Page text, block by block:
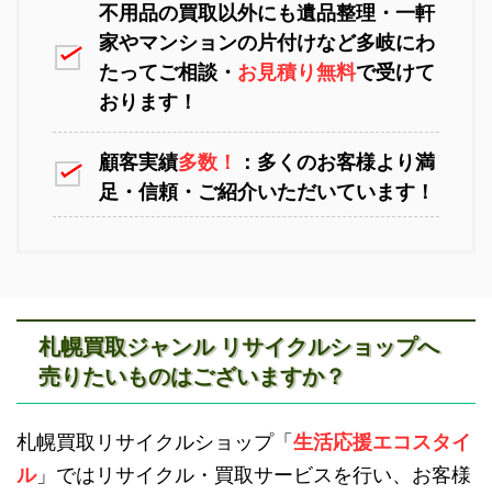
苫小牧不用品回収 室蘭不用品回収
新十津川不用品回収
不用品の買取以外にも遺品整理・一軒
家やマンションの片付けなど多岐にわ
たってご相談・ お見積り無料で受けて
おります！
顧客実績多数！
：多くのお客様より満
足・信頼・ご紹介いただいています！
札幌買取ジャンル リサイクルショップへ
売りたいものはございますか？
札幌買取リサイクルショップ「 生活応援エコスタイ
ル」ではリサイクル・買取サービスを行い、お客様